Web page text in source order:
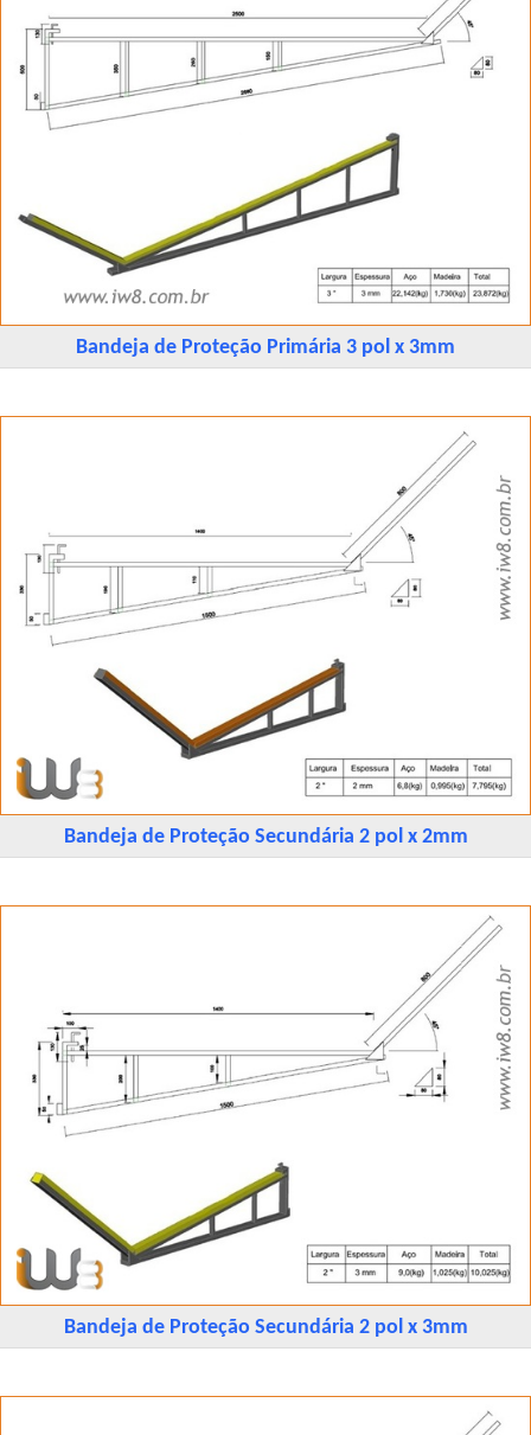
Bandeja de Proteção Primária 3 pol x 3mm
Bandeja de Proteção Secundária 2 pol x 2mm
Bandeja de Proteção Secundária 2 pol x 3mm